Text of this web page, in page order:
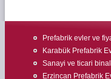
Prefabrik evler ve
Karabük Prefabrik
Sanayi ve ticari
Erzincan Prefabrik